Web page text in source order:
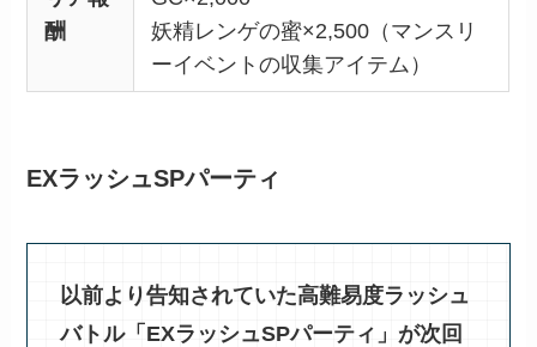
酬
妖精レンゲの蜜×2,500（マンスリ
ーイベントの収集アイテム）
EXラッシュSPパーティ
以前より告知されていた高難易度ラッシュ
バトル「EXラッシュSPパーティ」が次回